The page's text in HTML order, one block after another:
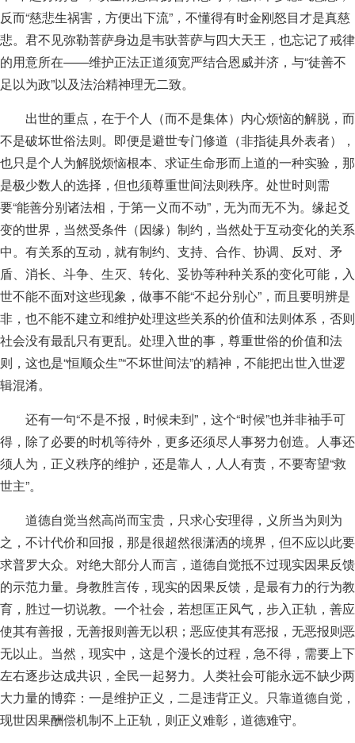
反而“慈悲生祸害，方便出下流”，不懂得有时金刚怒目才是真慈
悲。君不见弥勒菩萨身边是韦驮菩萨与四大天王，也忘记了戒律
的用意所在——维护正法正道须宽严结合恩威并济，与“徒善不
足以为政”以及法治精神理无二致。
出世的重点，在于个人（而不是集体）内心烦恼的解脱，而
不是破坏世俗法则。即便是避世专门修道（非指徒具外表者），
也只是个人为解脱烦恼根本、求证生命形而上道的一种实验，那
是极少数人的选择，但也须尊重世间法则秩序。处世时则需
要“能善分别诸法相，于第一义而不动”，无为而无不为。缘起爻
变的世界，当然受条件（因缘）制约，当然处于互动变化的关系
中。有关系的互动，就有制约、支持、合作、协调、反对、矛
盾、消长、斗争、生灭、转化、妥协等种种关系的变化可能，入
世不能不面对这些现象，做事不能“不起分别心”，而且要明辨是
非，也不能不建立和维护处理这些关系的价值和法则体系，否则
社会没有最乱只有更乱。处理入世的事，尊重世俗的价值和法
则，这也是“恒顺众生”“不坏世间法”的精神，不能把出世入世逻
辑混淆。
还有一句“不是不报，时候未到”，这个“时候”也并非袖手可
得，除了必要的时机等待外，更多还须尽人事努力创造。人事还
须人为，正义秩序的维护，还是靠人，人人有责，不要寄望“救
世主”。
道德自觉当然高尚而宝贵，只求心安理得，义所当为则为
之，不计代价和回报，那是很超然很潇洒的境界，但不应以此要
求普罗大众。对绝大部分人而言，道德自觉抵不过现实因果反馈
的示范力量。身教胜言传，现实的因果反馈，是最有力的行为教
育，胜过一切说教。一个社会，若想匡正风气，步入正轨，善应
使其有善报，无善报则善无以积；恶应使其有恶报，无恶报则恶
无以止。当然，现实中，这是个漫长的过程，急不得，需要上下
左右逐步达成共识，全民一起努力。人类社会可能永远不缺少两
大力量的博弈：一是维护正义，二是违背正义。只靠道德自觉，
现世因果酬偿机制不上正轨，则正义难彰，道德难守。